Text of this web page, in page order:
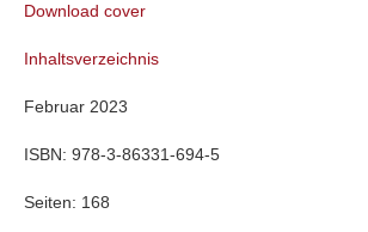
Download cover
Inhaltsverzeichnis
Februar 2023
ISBN: 978-3-86331-694-5
Seiten: 168